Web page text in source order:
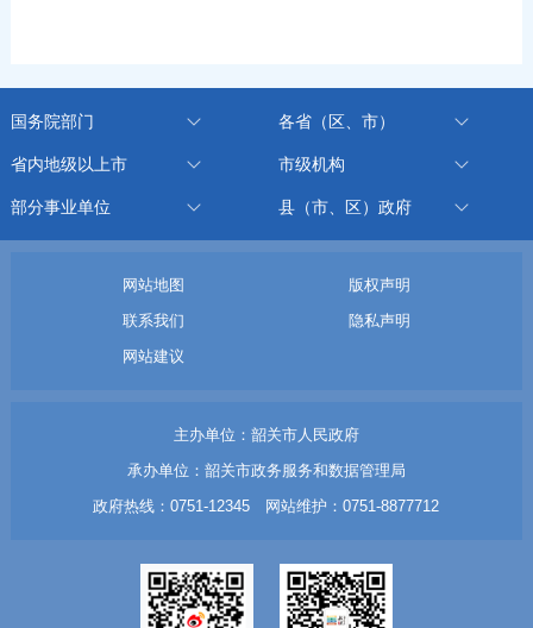
国务院部门 各省（区、市）
省内地级以上市 市级机构
部分事业单位 县（市、区）政府
网站地图
版权声明
联系我们
隐私声明
网站建议
主办单位：韶关市人民政府
承办单位：韶关市政务服务和数据管理局
政府热线：0751-12345 网站维护：0751-8877712